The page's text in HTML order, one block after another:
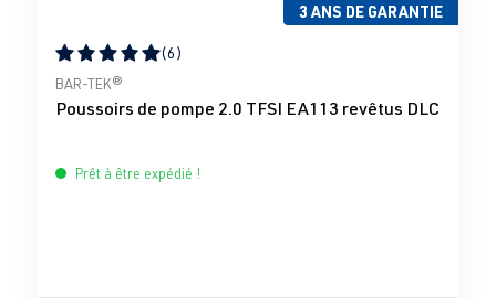
3 ANS DE GARANTIE
Note moyenne de 5 sur 5 étoiles
(6)
BAR-TEK®
Poussoirs de pompe 2.0 TFSI EA113 revêtus DLC
Prêt à être expédié !